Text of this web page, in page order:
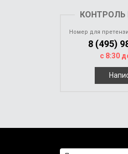
КОНТРОЛЬ
Номер для
8 (495)
с 8:30